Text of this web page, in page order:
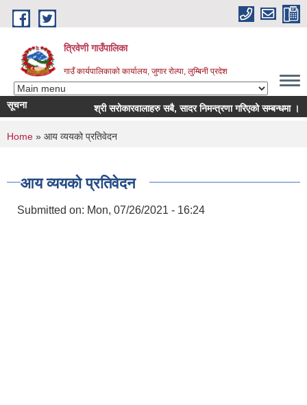
Skip to main content
त्रिवेणी गाउँपालिका
गाउँ कार्यपालिकाको कार्यालय, जुगार रोल्पा, लुम्बिनी प्रदेश
सूचना श्री सरोकारवालाहरु सबै, सादर निमन्त्रणा गरिएको सम्बन्धमा ।
You are here
Home » आय व्ययको प्रतिवेदन
आय व्ययको प्रतिवेदन
Submitted on: Mon, 07/26/2021 - 16:24